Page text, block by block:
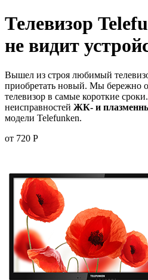
Телевизор
не видит
Вышел из строя любимый
приобретать новый. Мы бережно
телевизор в самые короткие
неисправностей ЖК- и
модели Telefunken.
от 720 Р